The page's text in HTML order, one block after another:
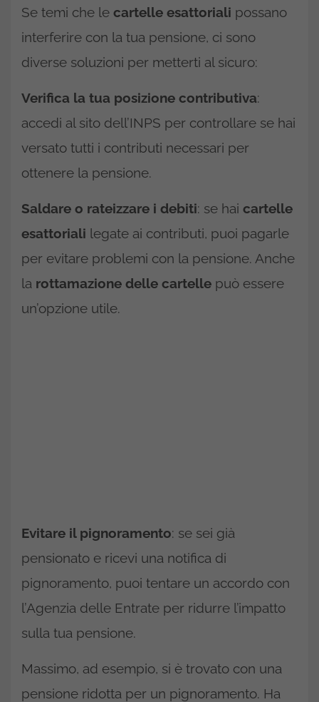
Se temi che le cartelle esattoriali possano
interferire con la tua pensione, ci sono
diverse soluzioni per metterti al sicuro:
Verifica la tua posizione contributiva:
accedi al sito dell’INPS per controllare se hai
versato tutti i contributi necessari per
ottenere la pensione.
Saldare o rateizzare i debiti: se hai cartelle
esattoriali legate ai contributi, puoi pagarle
per evitare problemi con la pensione. Anche
la rottamazione delle cartelle può essere
un’opzione utile.
Evitare il pignoramento: se sei già
pensionato e ricevi una notifica di
pignoramento, puoi tentare un accordo con
l’Agenzia delle Entrate per ridurre l’impatto
sulla tua pensione.
Massimo, ad esempio, si è trovato con una
pensione ridotta per un pignoramento. Ha